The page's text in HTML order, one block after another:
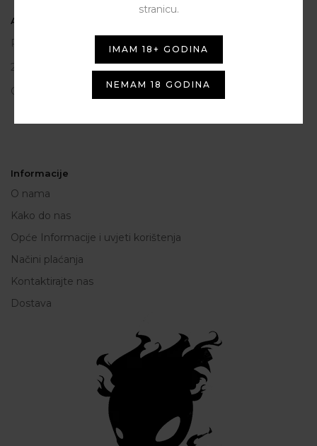
ASSIST HUB d.o.o.
Put vrljuge 13
23206 Sukošan
OIB: 80250945864
Informacije
O nama
Kako do nas
Opće Informacije i uvjeti korištenja
Načini plaćanja
Kontaktirajte nas
Dostava
stranicu.
IMAM 18+ GODINA
NEMAM 18 GODINA